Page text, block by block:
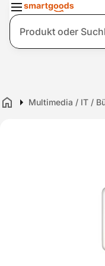
Suche
Home Multimedia / IT /